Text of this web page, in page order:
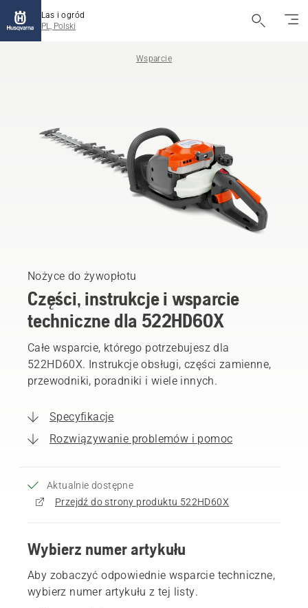
Las i ogród
PL, Polski
Wsparcie
Nożyce do żywopłotu
Części, instrukcje i wsparcie
techniczne dla 522HD60X
Całe wsparcie, którego potrzebujesz dla
522HD60X. Instrukcje obsługi, części zamienne,
przewodniki, poradniki i wiele innych.
Specyfikacje
Rozwiązywanie problemów i pomoc
Aktualnie dostępne
Przejdź do strony produktu 522HD60X
Wybierz numer artykułu
Aby zobaczyć odpowiednie wsparcie techniczne,
wybierz numer artykułu z tej listy.